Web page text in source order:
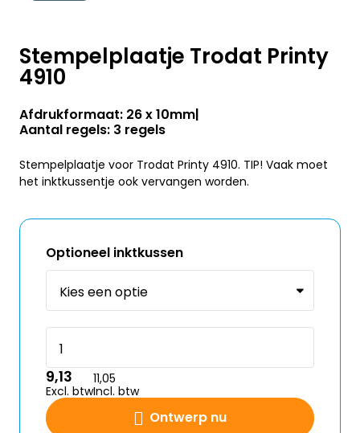
Stempelplaatje Trodat Printy
4910
Afdrukformaat: 26 x 10mm
Aantal regels: 3 regels
Stempelplaatje voor Trodat Printy 4910. TIP! Vaak moet
het inktkussentje ook vervangen worden.
Optioneel inktkussen
Ontwerp nu
9,13
Excl. btw
11,05
Incl. btw